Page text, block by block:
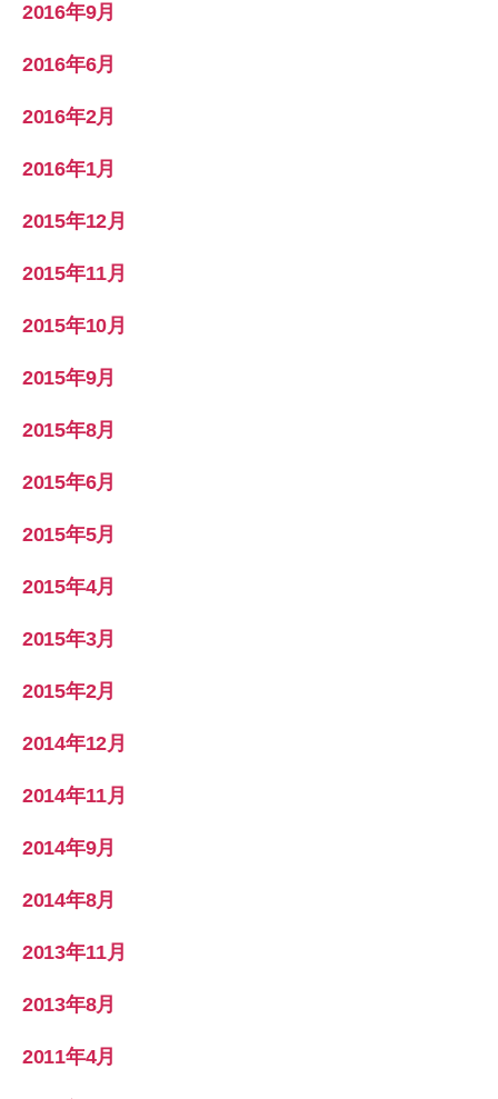
2016年9月
2016年6月
2016年2月
2016年1月
2015年12月
2015年11月
2015年10月
2015年9月
2015年8月
2015年6月
2015年5月
2015年4月
2015年3月
2015年2月
2014年12月
2014年11月
2014年9月
2014年8月
2013年11月
2013年8月
2011年4月